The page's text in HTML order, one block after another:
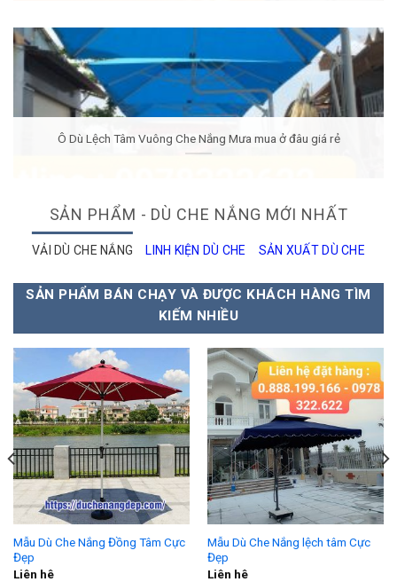
Ô Dù Lệch Tâm Vuông Che Nắng Mưa mua ở đâu giá rẻ
SẢN PHẨM - DÙ CHE NẮNG MỚI NHẤT
VẢI DÙ CHE NẮNG LINH KIỆN DÙ CHE SẢN XUẤT DÙ CHE
SẢN PHẨM BÁN CHẠY VÀ ĐƯỢC KHÁCH HÀNG TÌM
KIẾM NHIỀU
Mẫu Dù Che Nắng Đồng Tâm Cực
Đẹp
Liên hê
Mẫu Dù Che Nắng lệch tâm Cực
Đẹp
Liên hê